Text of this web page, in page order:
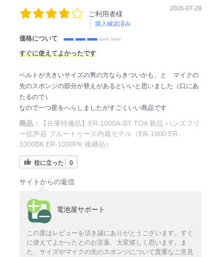
ご利用者様
購入確認済み
2026-07-28
価格について
すぐに使えてよかったです
ベルトが大きいサイズの男の方ならきついかも、と マイクの
先のスポンジの部分が替えがあるといいと思いました（口にあ
たるので）
なので一つ星をへらしましたがすごくいい商品です
商品：
【在庫特価品】ER-1000A-BT TOA 新品 ハンズフリ
ー拡声器 ブルートゥース内蔵モデル（ER-1000 ER-
1000BK ER-1000PK 後継品）
役に立った 0
サイトからの返信
電池屋サポート
この度はレビューを頂き誠にありがとうございます。すぐ
に使えてよかったとのお言葉、大変嬉しく思います。ま
た、サイズやマイクの先のスポンジについて貴重なご意見